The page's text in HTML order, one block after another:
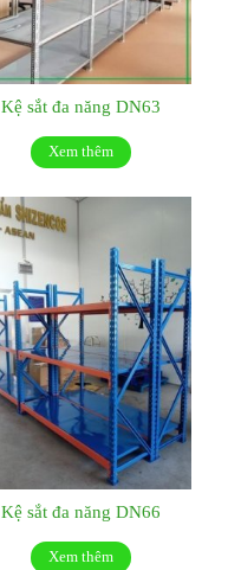
Kệ sắt đa năng DN63
Xem thêm
Kệ sắt đa năng DN66
Xem thêm